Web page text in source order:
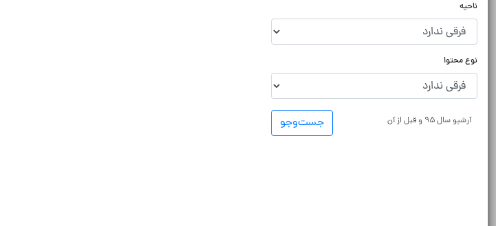
ناحیه
نوع محتوا
جست‌و‌جو آرشیو سال ۹۵ و قبل از آن